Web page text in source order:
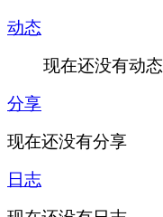
动态
现在还没有动态
分享
现在还没有分享
日志